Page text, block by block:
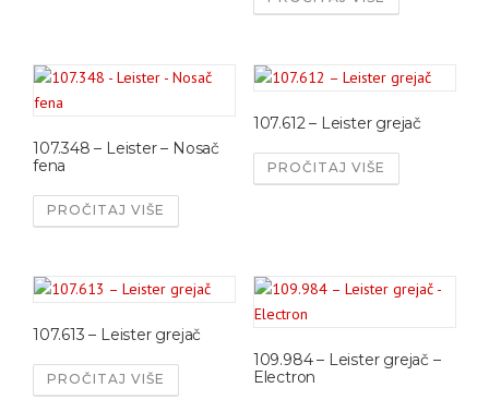
107.348 – Leister – Nosač
fena
PROČITAJ VIŠE
107.612 – Leister grejač
PROČITAJ VIŠE
107.613 – Leister grejač
PROČITAJ VIŠE
109.984 – Leister grejač –
Electron